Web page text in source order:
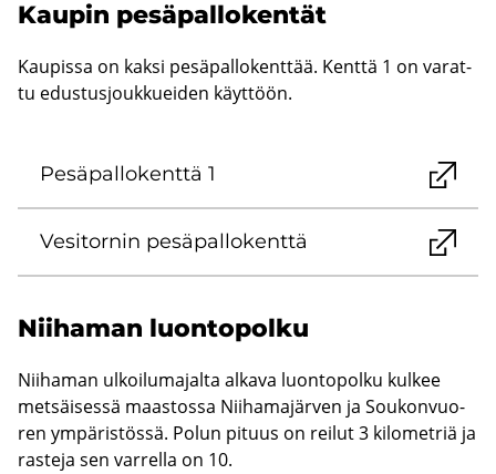
Kau­pin pe­sä­pal­lo­ken­tät
Kau­pis­sa on kaksi pe­sä­pal­lo­kent­tää. Kent­tä 1 on va­rat­
tu edus­tus­jouk­kuei­den käyt­töön.
Pe­sä­pal­lo­kent­tä 1
Ve­si­tor­nin pe­sä­pal­lo­kent­tä
Nii­ha­man luon­to­pol­ku
Nii­ha­man ul­koi­lu­ma­jal­ta al­ka­va luon­to­pol­ku kul­kee
met­säi­ses­sä maas­tos­sa Nii­ha­ma­jär­ven ja Sou­kon­vuo­
ren ym­pä­ris­tös­sä. Polun pi­tuus on rei­lut 3 ki­lo­met­riä ja
ras­te­ja sen var­rel­la on 10.